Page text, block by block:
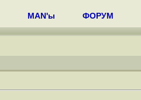
MAN'ы ФОРУМ